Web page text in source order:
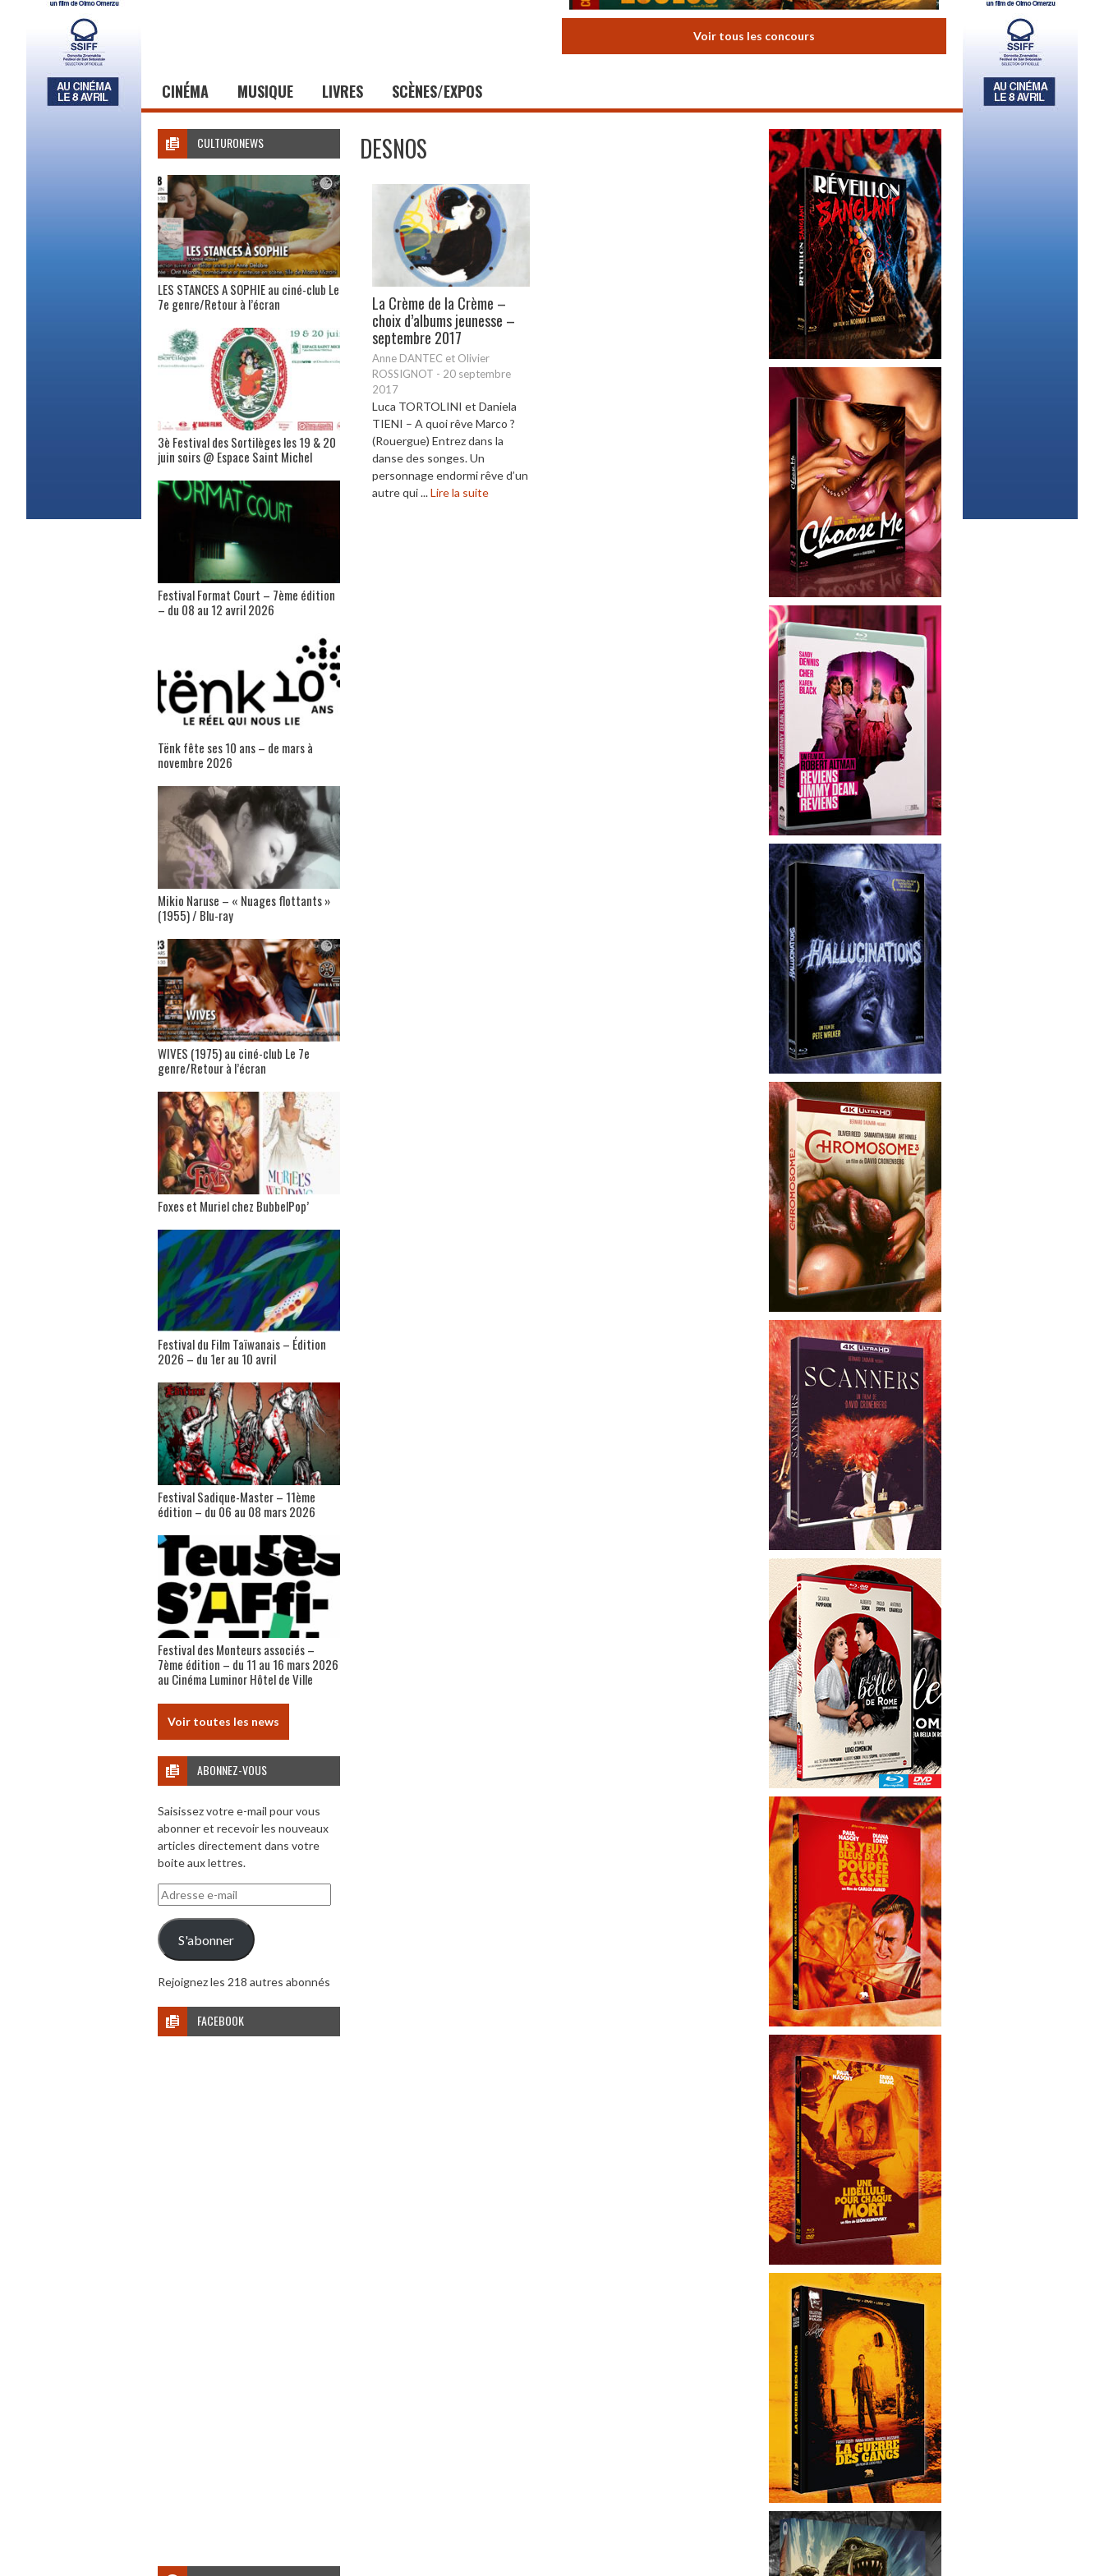
Voir tous les concours
CINÉMA MUSIQUE LIVRES SCÈNES/EXPOS
DESNOS
La Crème de la Crème –
choix d’albums jeunesse –
septembre 2017
Anne DANTEC et Olivier
ROSSIGNOT - 20 septembre
2017
Luca TORTOLINI et Daniela
TIENI – A quoi rêve Marco ?
(Rouergue) Entrez dans la
danse des songes. Un
personnage endormi rêve d’un
autre qui ...Lire la suite
CULTURONEWS
LES STANCES A SOPHIE au ciné-club Le
7e genre/Retour à l’écran
3è Festival des Sortilèges les 19 & 20
juin soirs @ Espace Saint Michel
Festival Format Court – 7ème édition
– du 08 au 12 avril 2026
Tënk fête ses 10 ans – de mars à
novembre 2026
Mikio Naruse – « Nuages flottants »
(1955) / Blu-ray
WIVES (1975) au ciné-club Le 7e
genre/Retour à l’écran
Foxes et Muriel chez BubbelPop’
Festival du Film Taïwanais – Édition
2026 – du 1er au 10 avril
Festival Sadique-Master – 11ème
édition – du 06 au 08 mars 2026
Festival des Monteurs associés –
7ème édition – du 11 au 16 mars 2026
au Cinéma Luminor Hôtel de Ville
Voir toutes les news
ABONNEZ-VOUS
Saisissez votre e-mail pour vous
abonner et recevoir les nouveaux
articles directement dans votre
boite aux lettres.
Adresse
e-
mail
S'abonner
Rejoignez les 218 autres abonnés
FACEBOOK